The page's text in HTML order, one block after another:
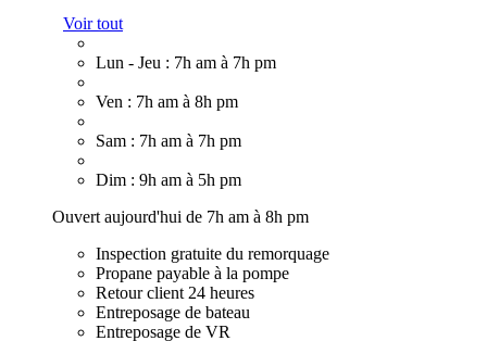
Voir tout
Lun - Jeu : 7h am à 7h pm
Ven : 7h am à 8h pm
Sam : 7h am à 7h pm
Dim : 9h am à 5h pm
Ouvert aujourd'hui de 7h am à 8h pm
Inspection gratuite du remorquage
Propane payable à la pompe
Retour client 24 heures
Entreposage de bateau
Entreposage de VR